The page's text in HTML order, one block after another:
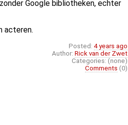
Google bibliotheken, echter
acteren.
Posted: 4 years ago
Author: Rick van der Zwet
Categories: (none)
Comments (0)